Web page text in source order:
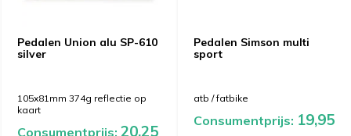
Pedalen Union alu SP-610
silver
105x81mm 374g reflectie op
kaart
Consumentprijs: 20,25
Pedalen Simson multi
sport
atb / fatbike
Consumentprijs: 19,95